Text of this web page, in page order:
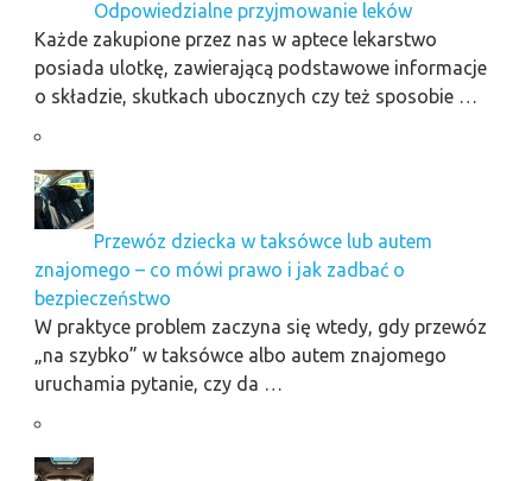
Odpowiedzialne przyjmowanie leków
Każde zakupione przez nas w aptece lekarstwo
posiada ulotkę, zawierającą podstawowe informacje
o składzie, skutkach ubocznych czy też sposobie …
Przewóz dziecka w taksówce lub autem
znajomego – co mówi prawo i jak zadbać o
bezpieczeństwo
W praktyce problem zaczyna się wtedy, gdy przewóz
„na szybko” w taksówce albo autem znajomego
uruchamia pytanie, czy da …